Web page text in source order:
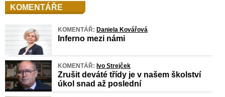
KOMENTÁŘE
KOMENTÁŘ: Daniela Kovářová
Inferno mezi námi
KOMENTÁŘ: Ivo Strejček
Zrušit deváté třídy je v našem školství
úkol snad až poslední